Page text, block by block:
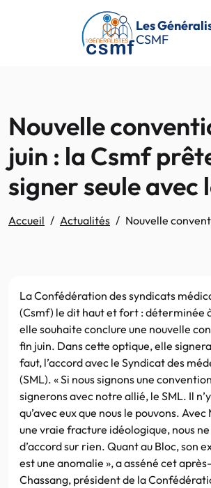
Passer au contenu principal
Les
CSMF
Nouvelle
juin : la Csmf
signer seule avec
Accueil Actualités Nouvelle
La Confédération des syndicats
(Csmf) le dit haut et fort : déterminée
elle souhaite conclure une nouvelle
fin juin. Dans cette optique, elle signera
faut, l’accord avec le Syndicat des
(SML). « Si nous signons une
signerons avec notre allié, le SML. Il
qu’avec eux que nous le pouvons.
une vraie fracture idéologique, nous
d’accord sur rien. Quant au Bloc, son
est une anomalie », a asséné cet
Chassang, président de la